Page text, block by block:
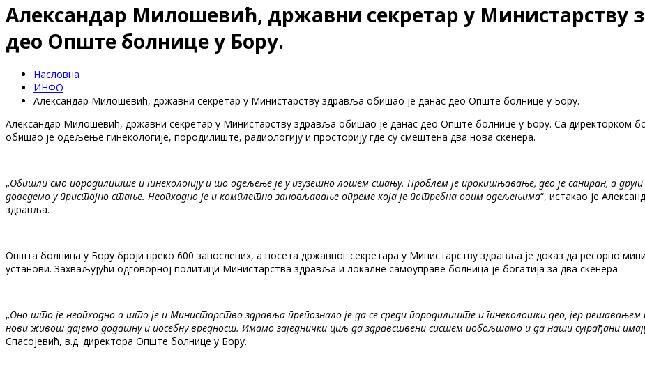
Александар Милошевић, државни секретар у Министарству
део Опште болнице у Бору.
Насловна
ИНФО
Александар Милошевић, државни секретар у Министарству здравља обишао је данас део Опште болнице у Бору.
Александар Милошевић, државни секретар у Министарству здравља обишао је данас део Опште болнице у Бору. Са директорком
обишао је одељење гинекологије, породилиште, радиологију и просторију где су смештена два нова скенера.
„Обишли смо породилиште и гинекологију и то одељење је у изузетно лошем стању. Проблем је прокишњавање, део је саниран, а
доведемо у пристојно стање. Неопходно је и комплетно зановљавање опреме која је потребна овим одељењима“, истакао је
здравља.
Општа болница у Бору броји преко 600 запослених, а посета државног секретара у Министарству здравља је доказ да ресорно
установи. Захваљујући одговорној политици Министарства здравља и локалне самоуправе болница је богатија за два скенера.
„Оно што је неопходно а што је и Министарство здравља препознало је да се среди породилиште и гинеколошки део, јер решавањем
нови живот дајемо додатну и посебну вредност. Имамо заједнички циљ да здравствени систем побољшамо и да наши суграђани
Спасојевић, в.д. директора Опште болнице у Бору.